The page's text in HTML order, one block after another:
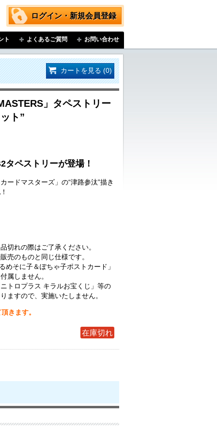
ログイン・新規会員登録
ト よくあるご質問 お問い合わせ
カートを見る (0)
」タペストリー
ト”
タペストリーが登場！
ードマスターズ」の“津路参汰”描き
切れの際はご了承ください。
売のものと同じ仕様です。
めそに子＆ぽちゃ子ポストカード」
属しません。
トロプラス キラルお宝くじ」等の
ますので、実施いたしません。
きます。
在庫切れ